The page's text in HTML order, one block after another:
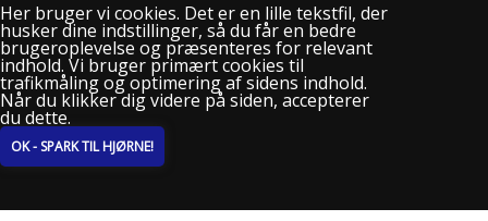
Lundtoftevej 61
2800 Kgs. Lyngby
Telefon: 2228 1921
info@lyngby-boldklub.dk
Her bruger vi cookies. Det er en lille tekstfil, der
husker dine indstillinger, så du får en bedre
brugeroplevelse og præsenteres for relevant
indhold. Vi bruger primært cookies til
trafikmåling og optimering af sidens indhold.
Når du klikker dig videre på siden, accepterer
du dette.